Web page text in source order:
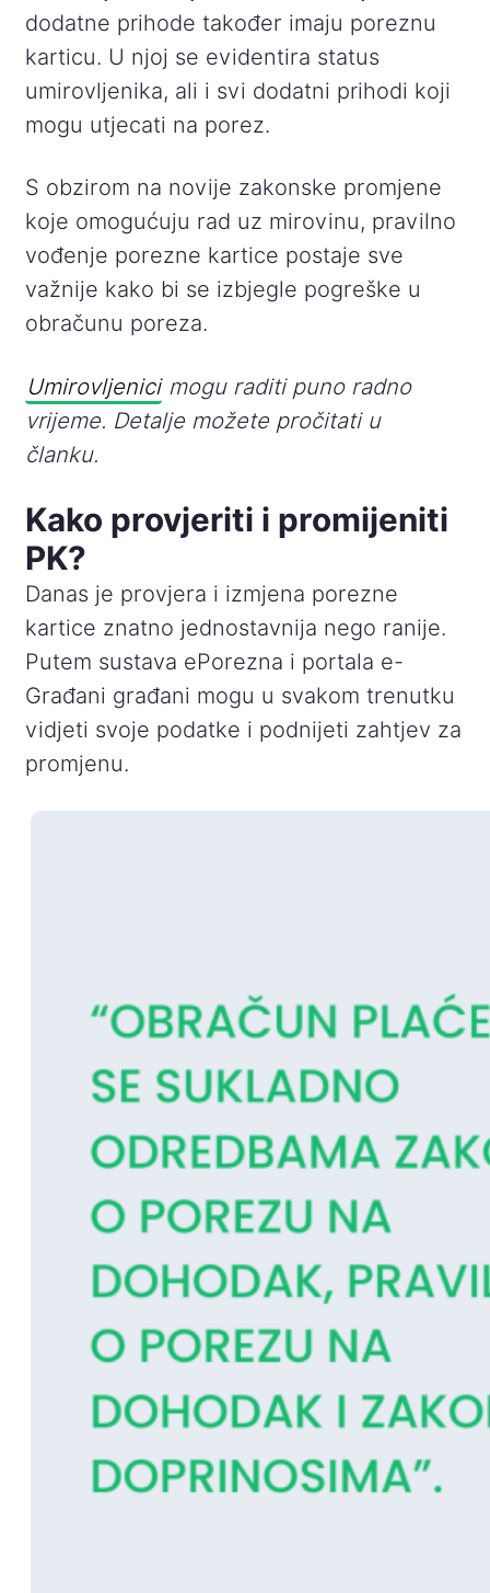
dodatne prihode također imaju poreznu
karticu. U njoj se evidentira status
umirovljenika, ali i svi dodatni prihodi koji
mogu utjecati na porez.
S obzirom na novije zakonske promjene
koje omogućuju rad uz mirovinu, pravilno
vođenje porezne kartice postaje sve
važnije kako bi se izbjegle pogreške u
obračunu poreza.
Umirovljenicimogu raditi puno radno
vrijeme. Detalje možete pročitati u
članku.
Kako provjeriti i promijeniti
PK?
Danas je provjera i izmjena porezne
kartice znatno jednostavnija nego ranije.
Putem sustava ePorezna i portala e-
Građani građani mogu u svakom trenutku
vidjeti svoje podatke i podnijeti zahtjev za
promjenu.